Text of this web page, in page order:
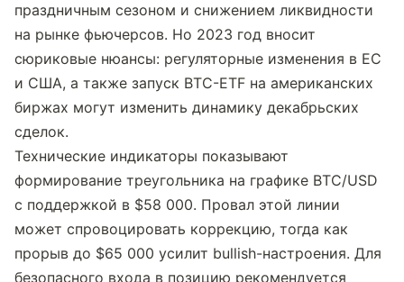
праздничным сезоном и снижением ликвидности
на рынке фьючерсов. Но 2023 год вносит
сюриковые нюансы: регуляторные изменения в ЕС
и США, а также запуск BTC-ETF на американских
биржах могут изменить динамику декабрьских
сделок.
Технические индикаторы показывают
формирование треугольника на графике BTC/USD
с поддержкой в $58 000. Провал этой линии
может спровоцировать коррекцию, тогда как
прорыв до $65 000 усилит bullish-настроения. Для
безопасного входа в позицию рекомендуется